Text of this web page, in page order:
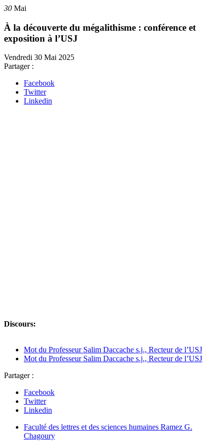
30 Mai
À la découverte du mégalithisme : conférence et
exposition à l’USJ
Vendredi 30 Mai 2025
Partager :
Facebook
Twitter
Linkedin
Discours:
Mot du Professeur Salim Daccache s.j., Recteur de l’USJ
Mot du Professeur Salim Daccache s.j., Recteur de l’USJ
Partager :
Facebook
Twitter
Linkedin
Faculté des lettres et des sciences humaines Ramez G.
Chagoury